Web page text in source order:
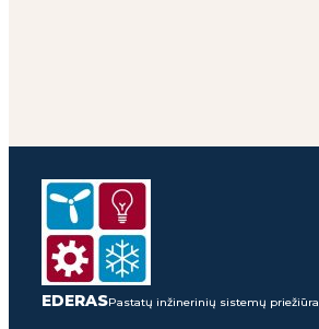
EDERASPastatų inžinerinių sistemų priežiūra